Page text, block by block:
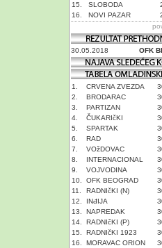
15.
SLOBODA
16.
NOVI PAZAR
30.05.2018 OFK
1. CRVENA ZVEZDA
2.
BRODARAC
3.
PARTIZAN
4.
ČUKARIčKI
5.
SPARTAK
6.
RAD
7.
VOžDOVAC
8.
INTERNACIONAL
9.
VOJVODINA
10.
OFK BEOGRAD
11.
RADNIčKI (N)
12.
INđIJA
13.
NAPREDAK
14.
RADNIčKI (P)
15.
RADNIčKI 1923
16.
MORAVAC ORION